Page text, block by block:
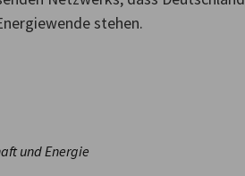
stehen.
und Energie